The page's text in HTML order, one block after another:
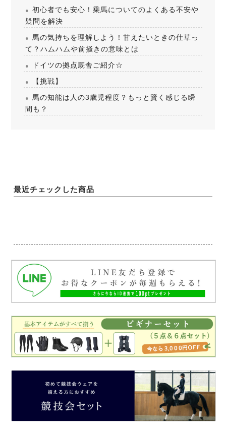
初心者でも安心！乗馬についてのよくある不安や
疑問を解決
馬の気持ちを理解しよう！甘えたいときの仕草っ
て？ハムハムや前掻きの意味とは
ドイツの拠点厩舎ご紹介☆
【挑戦】
馬の知能は人の3歳児程度？もっと賢く感じる瞬
間も？
最近チェックした商品